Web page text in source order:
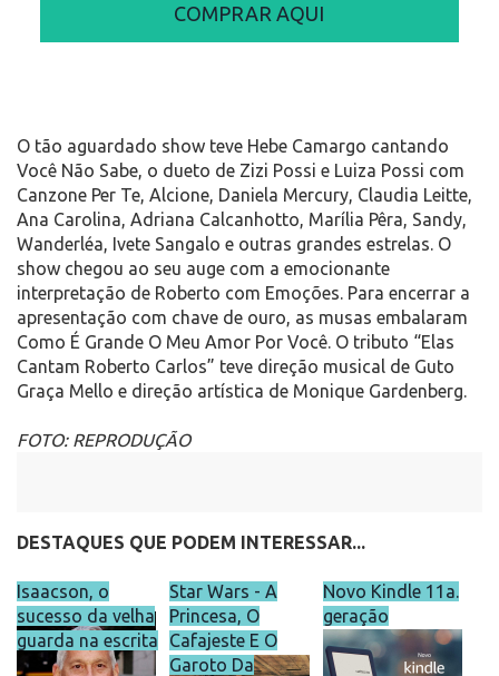
COMPRAR AQUI
O tão aguardado show teve Hebe Camargo cantando
Você Não Sabe, o dueto de Zizi Possi e Luiza Possi com
Canzone Per Te, Alcione, Daniela Mercury, Claudia Leitte,
Ana Carolina, Adriana Calcanhotto, Marília Pêra, Sandy,
Wanderléa, Ivete Sangalo e outras grandes estrelas. O
show chegou ao seu auge com a emocionante
interpretação de Roberto com Emoções. Para encerrar a
apresentação com chave de ouro, as musas embalaram
Como É Grande O Meu Amor Por Você. O tributo “Elas
Cantam Roberto Carlos” teve direção musical de Guto
Graça Mello e direção artística de Monique Gardenberg.
FOTO: REPRODUÇÃO
DESTAQUES QUE PODEM INTERESSAR...
Isaacson, o
sucesso da velha
guarda na escrita
Star Wars - A
Princesa, O
Cafajeste E O
Garoto Da
Novo Kindle 11a.
geração